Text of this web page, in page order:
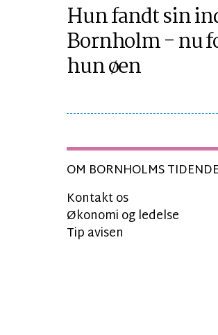
Hun fandt sin
Bornholm - nu
hun øen
OM BORNHOLMS TIDENDE
Kontakt os
Økonomi og ledelse
Tip avisen